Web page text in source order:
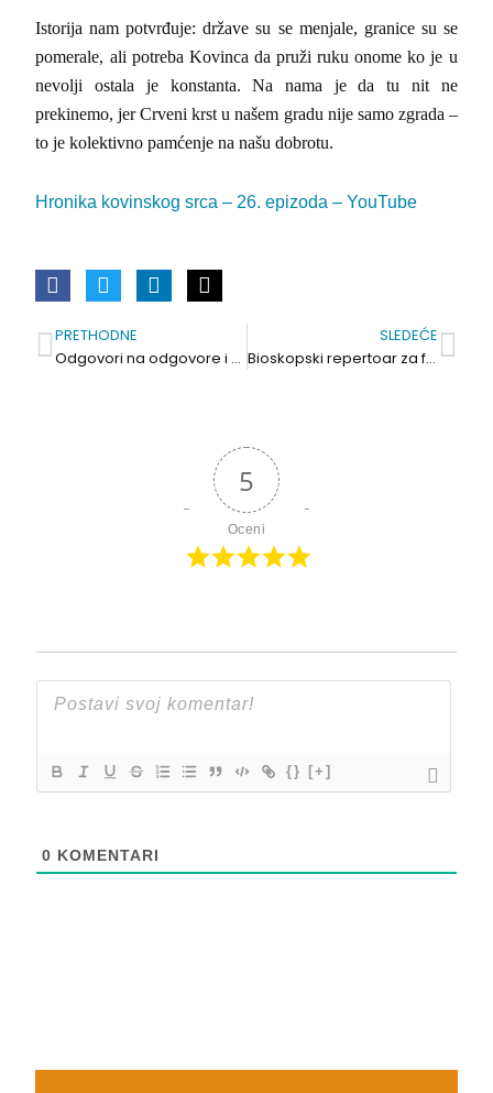
Istorija nam potvrđuje: države su se menjale, granice su se
pomerale, ali potreba Kovinca da pruži ruku onome ko je u
nevolji ostala je konstanta. Na nama je da tu nit ne
prekinemo, jer Crveni krst u našem gradu nije samo zgrada –
to je kolektivno pamćenje na našu dobrotu.
Hronika kovinskog srca – 26. epizoda – YouTube
Prev
PRETHODNE
Odgovori na odgovore i odlaganje odgovornosti
SLEDEĆE
Bioskopski repertoar za februar. Film Svadba i 08. februara
5
Oceni
{} [+]
0 KOMENTARI